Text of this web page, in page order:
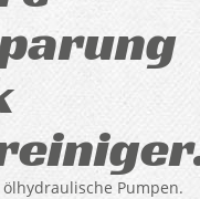
Pumpen.